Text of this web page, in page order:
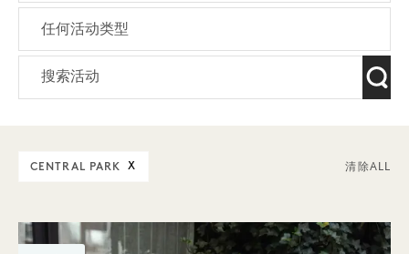
CENTRAL PARK X 清除ALL